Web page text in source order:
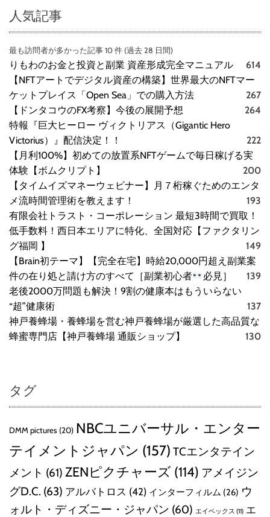
デ
メ
リ
ッ
ト
徹
解
人気記事
最も訪問者が多かった記事 10 件 (過去 28 日間)
りもわのお金と投資と副業 資産形成完全マニュアル
614
【NFTアートでデジタル資産の構築】世界最大のNFTマー
ケットプレイス「Open Sea」での購入方法
267
【ドンタコウのFX考察】今後の展開予想
264
特報『巨大ヒーロー ヴィクトリアス（Gigantic Hero
Victorius）』配信決定！！
222
【月利100%】初めての放置系NFTゲームで毎日稼げる実
体験【ボムクリプト】
200
【タイムイズマネーウェビナー】月７桁稼ぐためのエンタ
メ流時間管理術を教えます！
193
有限会社トラスト・コーポレーション 最短3時間で買取！
低手数料！西日本エリアに特化、全国対応【ファクタリン
グ福岡 】
149
【Brain初テーマ】【完全在宅】時給20,000円超え副業案
件の在り処と請け方のすべて［副業初心者
必見］
139
老後2000万問題も解決！9割の健康本はもういらない
“超”健康術
137
神戸養蜂場・養蜂場を営む神戸養蜂場が厳選した高品質な
蜂蜜専門店【神戸養蜂場 通販ショップ】
130
タグ
DMM pictures (20) NBCユニバーサル・エンター
テイメントジャパン (157) TCエンタテイン
メント (61) ZENピクチャーズ (114) アメイジン
グD.C. (63) アルバトロス (42) インターフィルム (26) ウ
ォルト・ディズニー・ジャパン (60) エイベックス (11) エ